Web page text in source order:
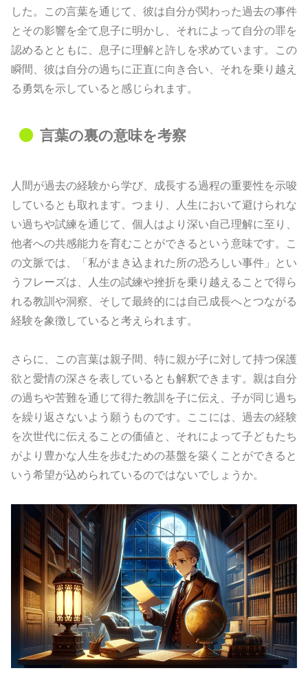
した。この言葉を通じて、彼は自分が関わった過去の事件
とその影響を全て息子に明かし、それによって自分の罪を
認めるとともに、息子に理解と許しを求めています。この
瞬間、彼は自分の過ちに正直に向き合い、それを乗り越え
る勇気を示していると感じられます。
言葉の裏の意味を考察
人間が過去の経験から学び、成長する過程の重要性を示唆
しているとも取れます。つまり、人生において避けられな
い過ちや試練を通じて、個人はより深い自己理解に至り、
他者への共感能力を育むことができるという意味です。こ
の文脈では、「私がまき込まれた所の恐ろしい事件」とい
うフレーズは、人生の試練や挫折を乗り越えることで得ら
れる教訓や洞察、そして最終的には自己成長へとつながる
経験を象徴していると考えられます。
さらに、この言葉は親子間、特に親が子に対して持つ保護
欲と愛情の深さを表しているとも解釈できます。親は自分
の過ちや苦難を通じて得た教訓を子に伝え、子が同じ過ち
を繰り返さないよう願うものです。ここには、過去の経験
を次世代に伝えることの価値と、それによって子どもたち
がより豊かな人生を歩むための基盤を築くことができると
いう希望が込められているのではないでしょうか。